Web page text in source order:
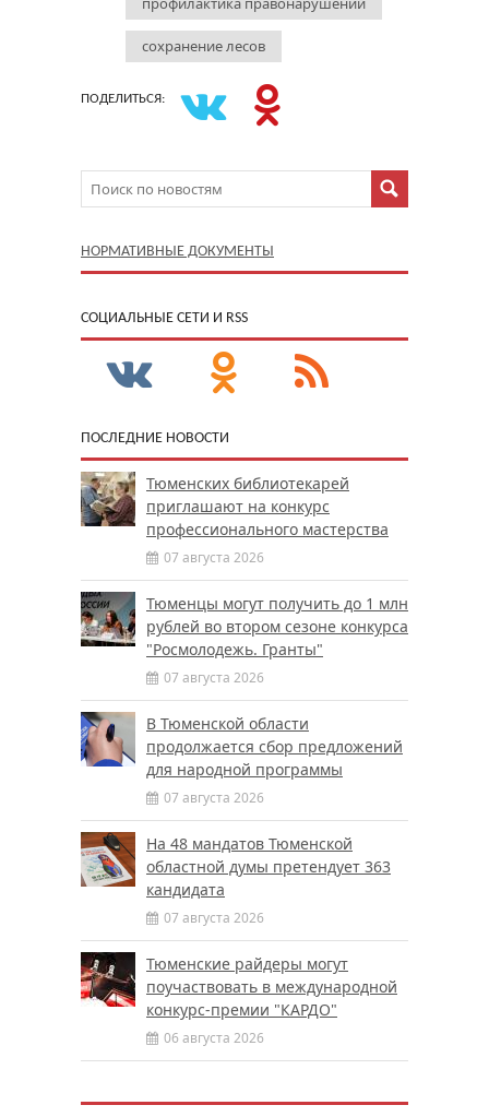
сохранение лесов
ПОДЕЛИТЬСЯ:
НОРМАТИВНЫЕ ДОКУМЕНТЫ
CОЦИАЛЬНЫЕ СЕТИ И RSS
ПОСЛЕДНИЕ НОВОСТИ
Тюменских библиотекарей
приглашают на конкурс
профессионального мастерства
07 августа 2026
Тюменцы могут получить до 1 млн
рублей во втором сезоне конкурса
"Росмолодежь. Гранты"
07 августа 2026
В Тюменской области
продолжается сбор предложений
для народной программы
07 августа 2026
На 48 мандатов Тюменской
областной думы претендует 363
кандидата
07 августа 2026
Тюменские райдеры могут
поучаствовать в международной
конкурс-премии "КАРДО"
06 августа 2026